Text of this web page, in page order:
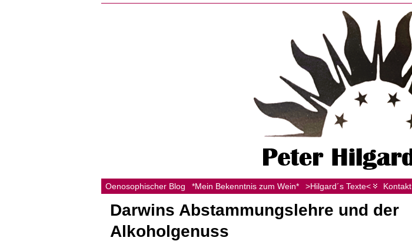
Oenosophischer Blog *Mein Bekenntnis zum Wein* >Hilgard´s Texte< Kontakt
Darwins Abstammungslehre und der
Alkoholgenuss